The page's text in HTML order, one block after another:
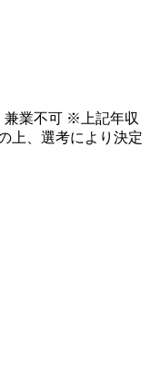
兼業不可 ※上記年収
上、選考により決定